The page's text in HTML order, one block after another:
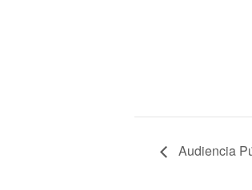
Audiencia